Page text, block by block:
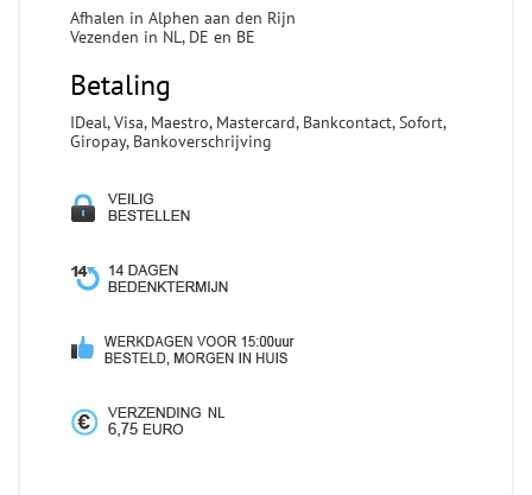
Afhalen in Alphen aan den Rijn
Vezenden in NL, DE en BE
Betaling
IDeal, Visa, Maestro, Mastercard, Bankcontact, Sofort,
Giropay, Bankoverschrijving